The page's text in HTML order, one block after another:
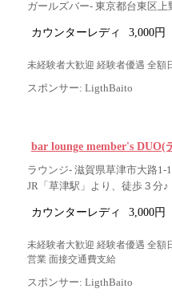
ガールズバー- 東京都台東区上
カウンターレディ 3,000円
未経験者大歓迎 経験者優遇 全額
スポンサー: LigthBaito
bar lounge member's DUO(
ラウンジ- 滋賀県草津市大路1-
JR「草津駅」より、徒歩３分♪
カウンターレディ 3,000円
未経験者大歓迎 経験者優遇 全額
営業 面接交通費支給
スポンサー: LigthBaito